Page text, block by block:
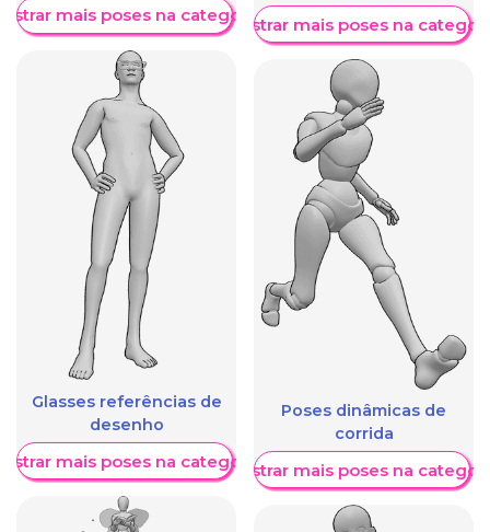
mais poses na categoria
Glasses referências de
desenho
mais poses na categoria
Mostrar mais poses na
Poses dinâmicas de
corrida
Mostrar mais poses na